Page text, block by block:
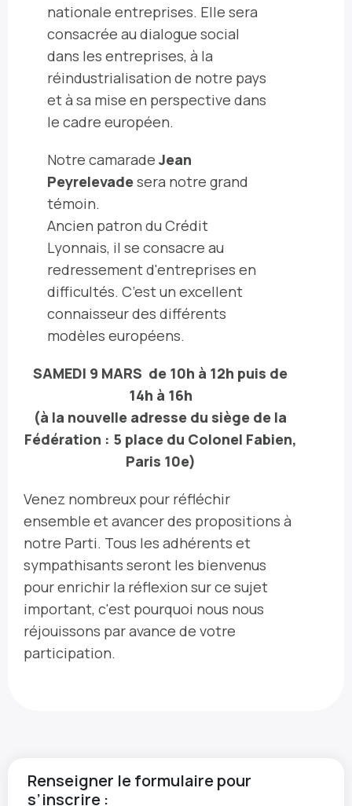
nationale entreprises. Elle sera
consacrée au dialogue social
dans les entreprises, à la
réindustrialisation de notre pays
et à sa mise en perspective dans
le cadre européen.
Notre camarade Jean
Peyrelevadesera notre grand
témoin.
Ancien patron du Crédit
Lyonnais, il se consacre au
redressement d'entreprises en
difficultés. C’est un excellent
connaisseur des différents
modèles européens.
SAMEDI 9 MARS de 10h à 12h puis de
14h à 16h
(à la nouvelle adresse du siège de la
Fédération : 5 place du Colonel Fabien,
Paris 10e)
Venez nombreux pour réfléchir
ensemble et avancer des propositions à
notre Parti. Tous les adhérents et
sympathisants seront les bienvenus
pour enrichir la réflexion sur ce sujet
important, c'est pourquoi nous nous
réjouissons par avance de votre
participation.
Renseigner le formulaire pour
s’inscrire :